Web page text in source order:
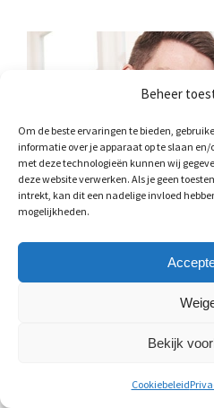
Beheer
Om de beste ervaringen te bieden,
informatie over je apparaat op te slaan
met deze technologieën kunnen wij
deze website verwerken. Als je geen
intrekt, kan dit een nadelige invloed
mogelijkheden.
Bekijk
Cookiebeleid
Warmwaterklasse:
De CW-waarde staat voor
waarde geeft weer hoeveel
sneller warm water uit de